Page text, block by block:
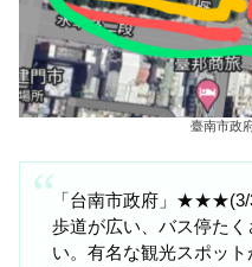
臺南市政
「台南市政府」★★★(3/
歩道が広い、バス停た
い。有名な観光スポッ